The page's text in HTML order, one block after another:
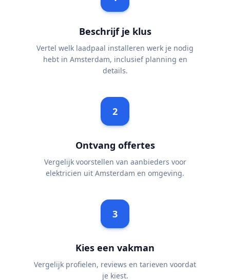
Beschrijf je klus
Vertel welk laadpaal installeren werk je nodig
hebt in Amsterdam, inclusief planning en
details.
2
Ontvang offertes
Vergelijk voorstellen van aanbieders voor
elektricien uit Amsterdam en omgeving.
3
Kies een vakman
Vergelijk profielen, reviews en tarieven voordat
je kiest.